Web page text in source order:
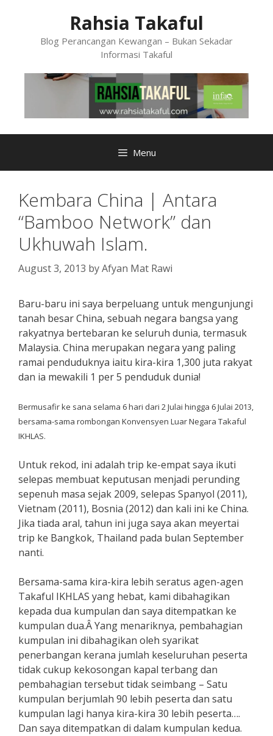
Rahsia Takaful
Blog Perancangan Kewangan – Bukan Sekadar
Informasi Takaful
Menu
Kembara China | Antara
“Bamboo Network” dan
Ukhuwah Islam.
August 3, 2013 byAfyan Mat Rawi
Baru-baru ini saya berpeluang untuk mengunjungi
tanah besar China, sebuah negara bangsa yang
rakyatnya bertebaran ke seluruh dunia, termasuk
Malaysia. China merupakan negara yang paling
ramai penduduknya iaitu kira-kira 1,300 juta rakyat
dan ia mewakili 1 per 5 penduduk dunia!
Bermusafir ke sana selama 6 hari dari 2 Julai hingga 6 Julai 2013,
bersama-sama rombongan Konvensyen Luar Negara Takaful
IKHLAS.
Untuk rekod, ini adalah trip ke-empat saya ikuti
selepas membuat keputusan menjadi perunding
sepenuh masa sejak 2009, selepas Spanyol (2011),
Vietnam (2011), Bosnia (2012) dan kali ini ke China.
Jika tiada aral, tahun ini juga saya akan meyertai
trip ke Bangkok, Thailand pada bulan September
nanti.
Bersama-sama kira-kira lebih seratus agen-agen
Takaful IKHLAS yang hebat, kami dibahagikan
kepada dua kumpulan dan saya ditempatkan ke
kumpulan dua.Â Yang menariknya, pembahagian
kumpulan ini dibahagikan oleh syarikat
penerbangan kerana jumlah keseluruhan peserta
tidak cukup kekosongan kapal terbang dan
pembahagian tersebut tidak seimbang – Satu
kumpulan berjumlah 90 lebih peserta dan satu
kumpulan lagi hanya kira-kira 30 lebih peserta….
Dan saya ditempatkan di dalam kumpulan kedua.